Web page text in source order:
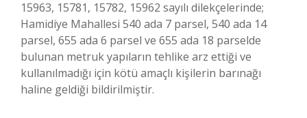
15963, 15781, 15782, 15962 sayılı dilekçelerinde;
Hamidiye Mahallesi 540 ada 7 parsel, 540 ada 14
parsel, 655 ada 6 parsel ve 655 ada 18 parselde
bulunan metruk yapıların tehlike arz ettiği ve
kullanılmadığı için kötü amaçlı kişilerin barınağı
haline geldiği bildirilmiştir.